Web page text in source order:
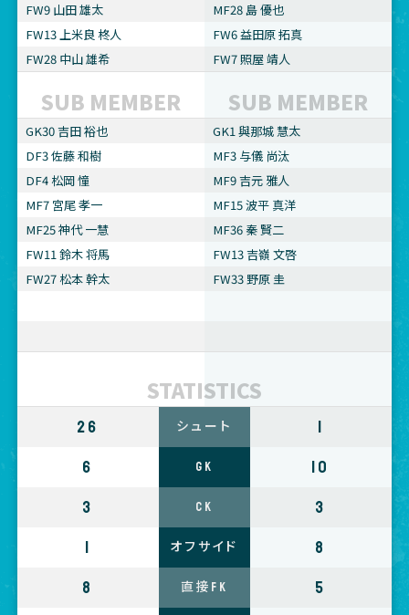
FW9 山田 雄太
FW13 上米良 柊人
FW28 中山 雄希
SUB MEMBER
GK30 吉田 裕也
DF3 佐藤 和樹
DF4 松岡 憧
MF7 宮尾 孝一
MF25 神代 一慧
FW11 鈴木 将馬
FW27 松本 幹太
STATISTICS
26 シュート
1
6
GK
10
3
CK
3
1
オフサイド
8
8
直接FK
5
MF28 島 優也
FW6 益田原 拓真
FW7 照屋 靖人
SUB MEMBER
GK1 與那城 慧太
MF3 与儀 尚汰
MF9 吉元 雅人
MF15 波平 真洋
MF36 秦 賢二
FW13 吉嶺 文啓
FW33 野原 圭